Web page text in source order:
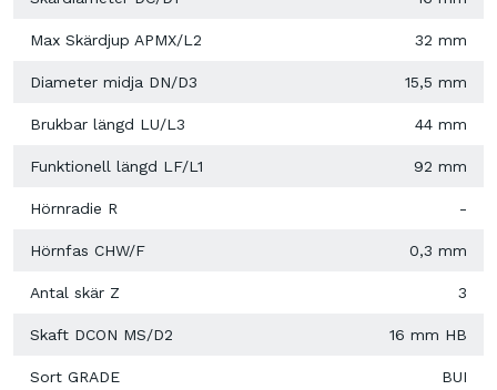
Max Skärdjup APMX/L2 32 mm
Diameter midja DN/D3 15,5 mm
Brukbar längd LU/L3 44 mm
Funktionell längd LF/L1 92 mm
Hörnradie R -
Hörnfas CHW/F 0,3 mm
Antal skär Z 3
Skaft DCON MS/D2 16 mm HB
Sort GRADE BUI